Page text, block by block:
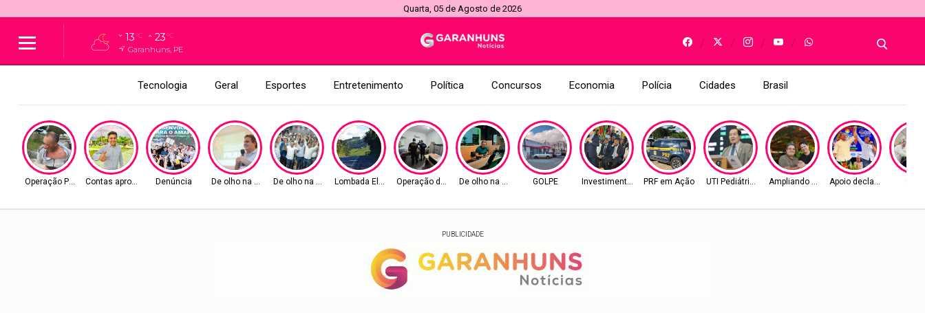
Quarta, 05 de Agosto de 2026
13°C 23°C
Garanhuns, PE
Tecnologia Geral Esportes Entretenimento Política Concursos Economia Polícia Cidades Brasil
Operação PolicialContas aprovadas Denúncia De olho na AlepeDe olho na SenadoLombada EletrônicaOperação da PF e CGUDe olho na Alepe GOLPE Investimentos PRF em Ação UTI Pediátrica Ampliando as basesApoio declarado
PUBLICIDADE